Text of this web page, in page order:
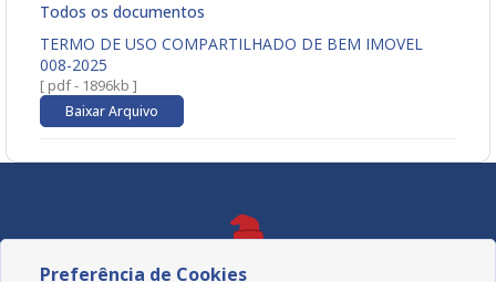
Todos os documentos
TERMO DE USO COMPARTILHADO DE BEM IMOVEL
008-2025
[ pdf - 1896kb ]
Baixar Arquivo
Preferência de Cookies